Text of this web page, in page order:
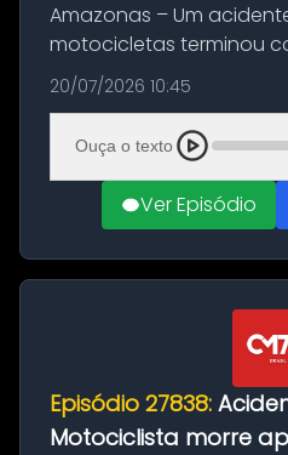
Amazonas – Um
motocicletas terminou
Figueiredo de Souza, de
de São Sebastião do
Amazonas. A colisão
20/07/2026 10:45
Ouça o texto
Ver Episódio
Episódio 27838:
Motociclista morre